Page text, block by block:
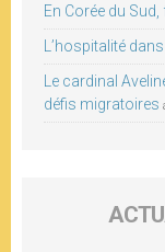
En Corée du
L’hospitalité
Le cardinal
défis migratoires